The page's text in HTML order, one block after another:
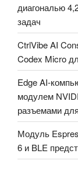
диагональю
задач
CtrlVibe AI
Codex Micro
Edge AI-
модулем
разъемами
Модуль
6 и BLE